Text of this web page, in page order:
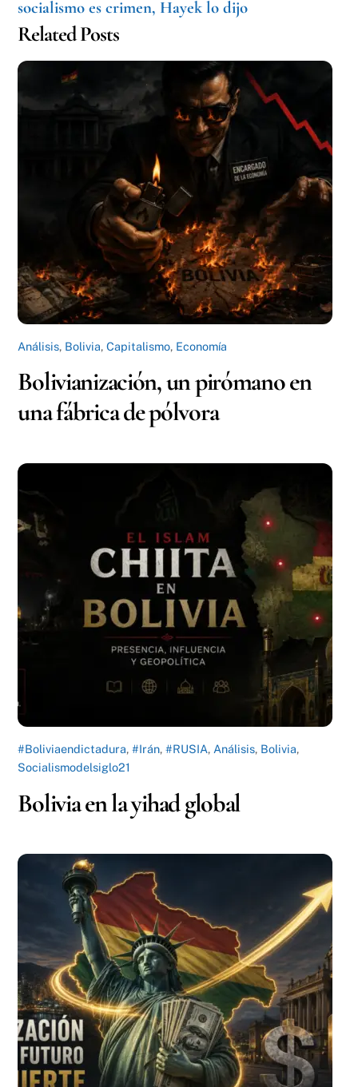
socialismo es crimen, Hayek lo dijo
Related Posts
Análisis, Bolivia,Capitalismo, Economía
Bolivianización, un pirómano en
una fábrica de pólvora
#Boliviaendictadura,#Irán,#RUSIA, Análisis, Bolivia,
Socialismodelsiglo21
Bolivia en la yihad global